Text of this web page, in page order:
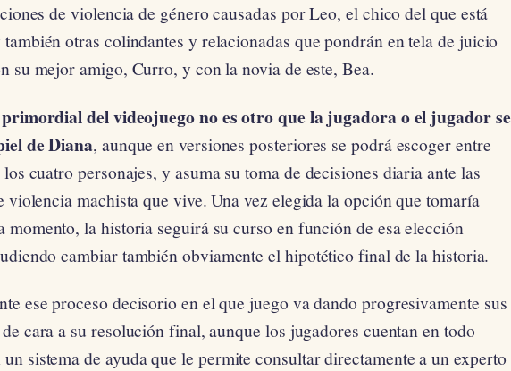
de violencia de género causadas por Leo, el chico del que está
otras colindantes y relacionadas que pondrán en tela de juicio
su mejor amigo, Curro, y con la novia de este, Bea.
del videojuego no es otro que la jugadora o el jugador se
de Diana, aunque en versiones posteriores se podrá escoger entre
cuatro personajes, y asuma su toma de decisiones diaria ante las
violencia machista que vive. Una vez elegida la opción que tomaría
momento, la historia seguirá su curso en función de esa elección
cambiar también obviamente el hipotético final de la historia.
ese proceso decisorio en el que juego va dando progresivamente sus
cara a su resolución final, aunque los jugadores cuentan en todo
sistema de ayuda que le permite consultar directamente a un experto